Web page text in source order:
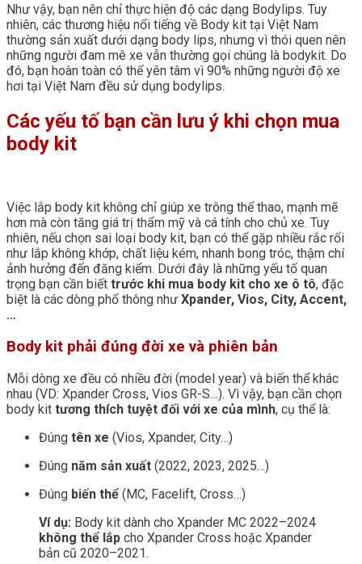
Như vậy, bạn nên chỉ thực hiện độ các dạng Bodylips. Tuy
nhiên, các thương hiệu nổi tiếng về Body kit tại Việt Nam
thường sản xuất dưới dạng body lips, nhưng vì thói quen nên
những người đam mê xe vẫn thường gọi chúng là bodykit. Do
đó, bạn hoàn toàn có thể yên tâm vì 90% những người độ xe
hơi tại Việt Nam đều sử dụng bodylips.
Các yếu tố bạn cần lưu ý khi chọn mua
body kit
Việc lắp body kit không chỉ giúp xe trông thể thao, mạnh mẽ
hơn mà còn tăng giá trị thẩm mỹ và cá tính cho chủ xe. Tuy
nhiên, nếu chọn sai loại body kit, bạn có thể gặp nhiều rắc rối
như lắp không khớp, chất liệu kém, nhanh bong tróc, thậm chí
ảnh hưởng đến đăng kiểm. Dưới đây là những yếu tố quan
trọng bạn cần biết trước khi mua body kit cho xe ô tô, đặc
biệt là các dòng phổ thông như Xpander, Vios, City, Accent,
…
Body kit phải đúng đời xe và phiên bản
Mỗi dòng xe đều có nhiều đời (model year) và biến thể khác
nhau (VD: Xpander Cross, Vios GR-S…). Vì vậy, bạn cần chọn
body kit tương thích tuyệt đối với xe của mình, cụ thể là:
Đúng tên xe (Vios, Xpander, City…)
Đúng năm sản xuất (2022, 2023, 2025…)
Đúng biến thể (MC, Facelift, Cross…)
Ví dụ: Body kit dành cho Xpander MC 2022–2024
không thể lắp cho Xpander Cross hoặc Xpander
bản cũ 2020–2021.